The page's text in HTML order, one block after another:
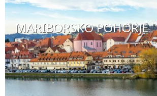
MARIBORSKO POHORJE